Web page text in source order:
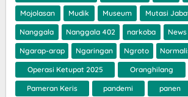
Mojolasan Mudik Museum Mutasi
Nanggala Nanggala 402 narkoba News
Ngarap-arap Ngaringan Ngroto
Operasi Ketupat 2025 Oranghilang
Pameran Keris pandemi panen